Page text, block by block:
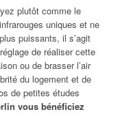
plutôt comme le
uniques et ne
puissants, il s’agit
de réaliser cette
ou de brasser l’air
du logement et de
de petites études
vous bénéficiez